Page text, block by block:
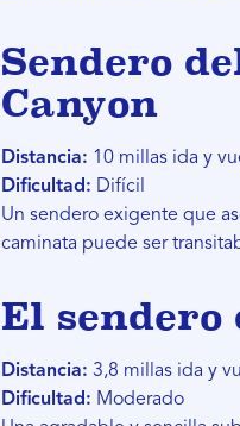
Sendero
Canyon
Distancia: 10 millas ida y
Dificultad: Difícil
Un sendero exigente que
caminata puede ser
El sendero
Distancia: 3,8 millas ida y
Dificultad: Moderado